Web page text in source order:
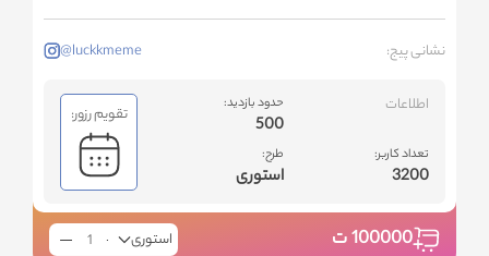
نشانی پیج: @luckkmeme
اطلاعات
تعداد کاربر:
3200
حدود بازدید:
500
طرح:
استوری
تقویم رزور:
100000ت استوری